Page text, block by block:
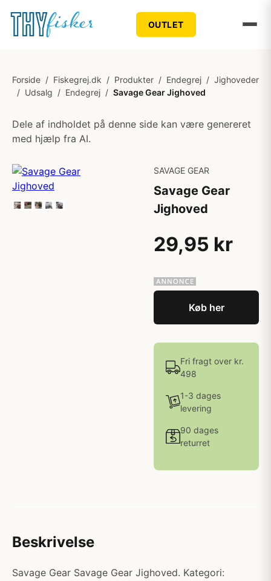
OUTLET
Forside / Fiskegrej.dk / Produkter / Endegrej / Jighoveder
/ Udsalg / Endegrej / Savage Gear Jighoved
Dele af indholdet på denne side kan være genereret
med hjælp fra AI.
SAVAGE GEAR
Savage Gear
Jighoved
29,95 kr
Køb her
Fri fragt over kr.
498
1-3 dages
levering
90 dages
returret
Beskrivelse
Savage Gear Savage Gear Jighoved. Kategori: